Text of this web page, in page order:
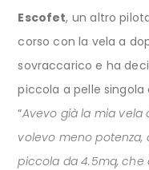
Escofet, un altro
corso con la vela a
sovraccarico e ha
piccola a pelle
“Avevo già la mia vela
volevo meno
piccola da 4.5mq,